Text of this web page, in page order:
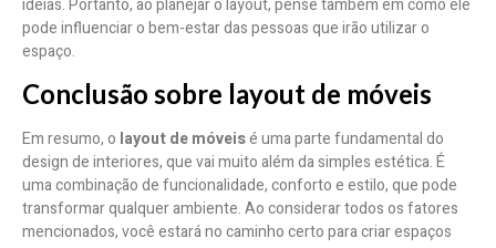
ideias. Portanto, ao planejar o layout, pense também em como ele
pode influenciar o bem-estar das pessoas que irão utilizar o
espaço.
Conclusão sobre layout de móveis
Em resumo, o layout de móveisé uma parte fundamental do
design de interiores, que vai muito além da simples estética. É
uma combinação de funcionalidade, conforto e estilo, que pode
transformar qualquer ambiente. Ao considerar todos os fatores
mencionados, você estará no caminho certo para criar espaços